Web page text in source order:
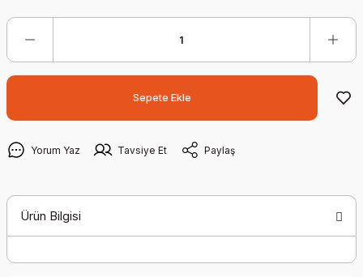
Sepete Ekle
Yorum Yaz Tavsiye Et Paylaş
Ürün Bilgisi